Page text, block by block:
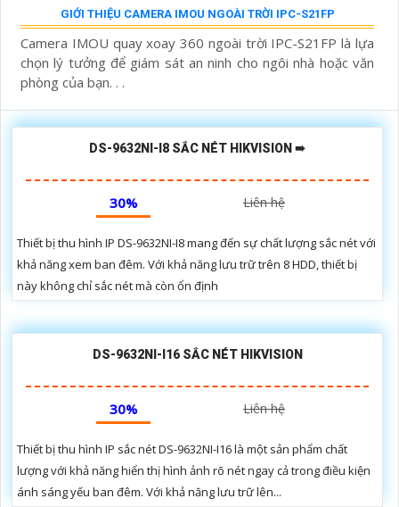
GIỚI THIỆU CAMERA IMOU NGOÀI TRỜI IPC-S21FP
Camera IMOU quay xoay 360 ngoài trời IPC-S21FP là lựa
chọn lý tưởng để giám sát an ninh cho ngôi nhà hoặc văn
phòng của bạn. . .
DS-9632NI-I8 SẮC NÉT HIKVISION ➠
30% Liên hệ
Thiết bị thu hình IP DS-9632NI-I8 mang đến sự chất lượng sắc nét với
khả năng xem ban đêm. Với khả năng lưu trữ trên 8 HDD, thiết bị
này không chỉ sắc nét mà còn ổn định
DS-9632NI-I16 SẮC NÉT HIKVISION
30% Liên hệ
Thiết bị thu hình IP sắc nét DS-9632NI-I16 là một sản phẩm chất
lượng với khả năng hiển thị hình ảnh rõ nét ngay cả trong điều kiện
ánh sáng yếu ban đêm. Với khả năng lưu trữ lên...